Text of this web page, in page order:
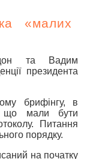
«малих
та Вадим
президента
брифінгу, в
що мали бути
Питання
порядку.
на початку